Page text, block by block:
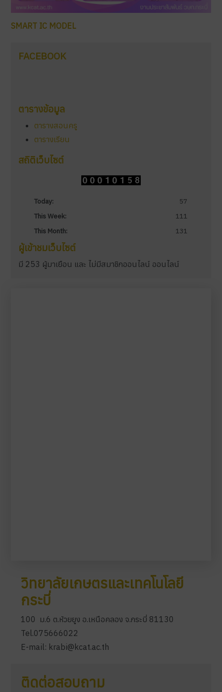
SMART IC MODEL
FACEBOOK
ตารางข้อมูล
ตารางสอนครู
ตารางเรียน
สถิติเว็บไซต์
Today:
57
This Week:
111
This Month:
131
ผู้เข้าชมเว็บไซต์
มี 253 ผู้มาเยือน และ ไม่มีสมาชิกออนไลน์ ออนไลน์
วิทยาลัยเกษตรและเทคโนโลยี
กระบี่
100 ม.6 ต.ห้วยยูง อ.เหนือคลอง จ.กระบี่ 81130
Tel.075666022
E-mail: krabi@kcat.ac.th
ติดต่อสอบถาม